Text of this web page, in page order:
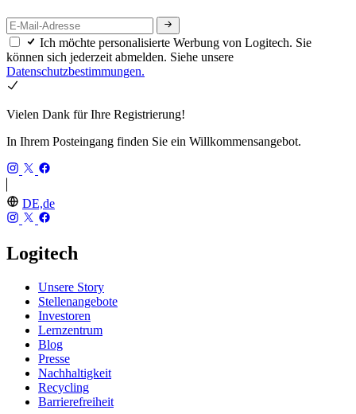
Ich möchte personalisierte Werbung von Logitech. Sie
können sich jederzeit abmelden. Siehe unsere
Datenschutzbestimmungen.
Vielen Dank für Ihre Registrierung!
In Ihrem Posteingang finden Sie ein Willkommensangebot.
DE,de
Logitech
Unsere Story
Stellenangebote
Investoren
Lernzentrum
Blog
Presse
Nachhaltigkeit
Recycling
Barrierefreiheit